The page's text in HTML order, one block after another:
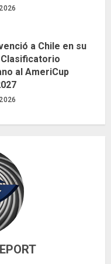
a Chile en su
al AmeriCup